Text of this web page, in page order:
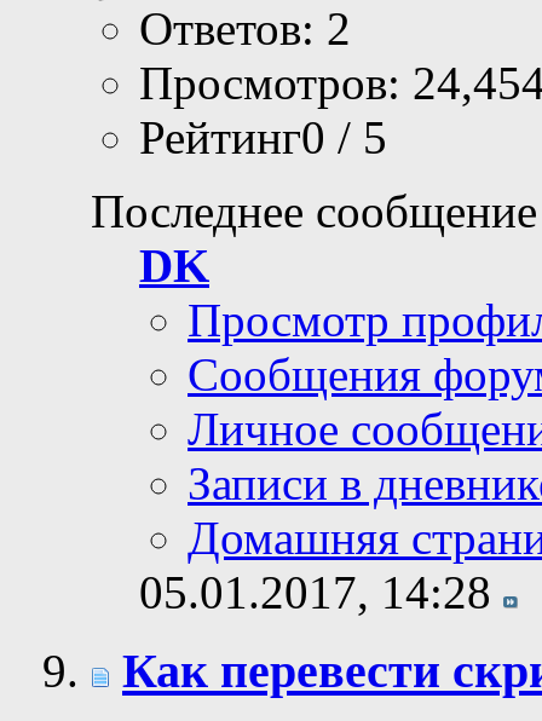
Ответов: 2
Просмотров:
Рейтинг0 / 5
Последнее
DK
Просмотр
Сообщения
Личное
Записи в
Домашняя
05.01.2017, 14:28
Как перевести